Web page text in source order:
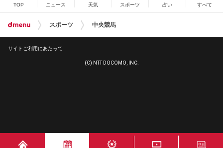
TOP ニュース 天気 スポーツ 占い すべて
スポーツ 中央競馬
サイトご利用にあたって
(C) NTT DOCOMO, INC.